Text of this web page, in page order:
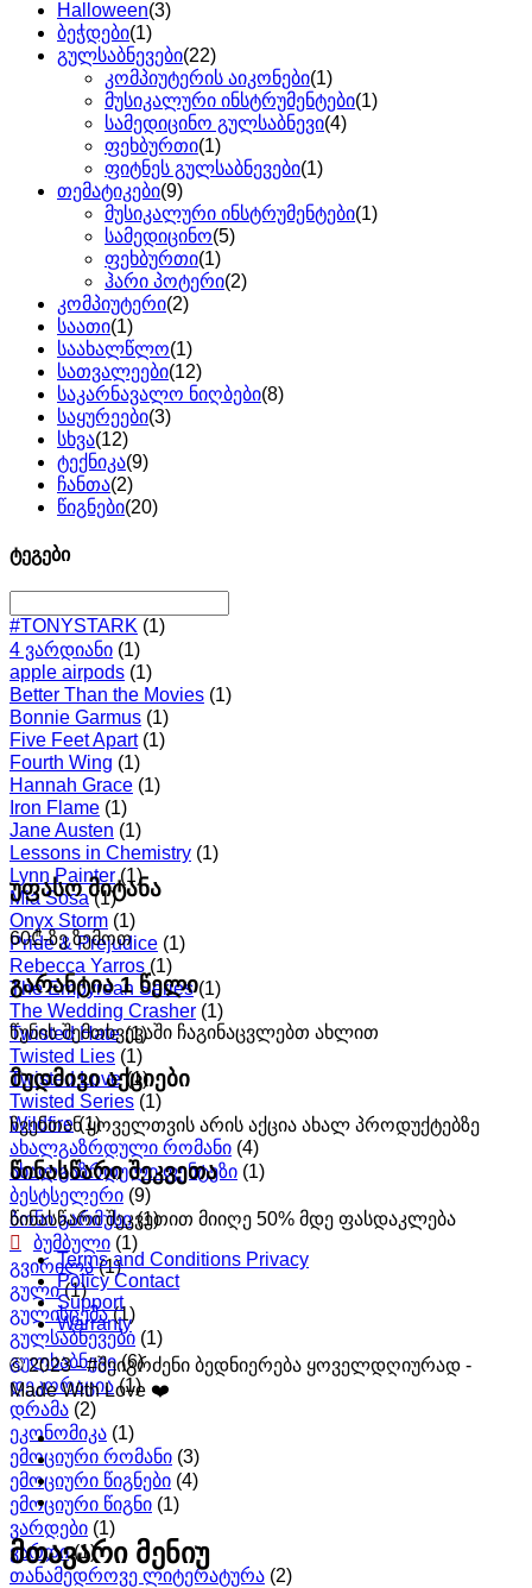
Halloween(3)
ბეჭდები(1)
გულსაბნევები(22)
კომპიუტერის აიკონები(1)
მუსიკალური ინსტრუმენტები(1)
სამედიცინო გულსაბნევი(4)
ფეხბურთი(1)
ფიტნეს გულსაბნევები(1)
თემატიკები(9)
მუსიკალური ინსტრუმენტები(1)
სამედიცინო(5)
ფეხბურთი(1)
ჰარი პოტერი(2)
კომპიუტერი(2)
საათი(1)
საახალწლო(1)
სათვალეები(12)
საკარნავალო ნიღბები(8)
საყურეები(3)
სხვა(12)
ტექნიკა(9)
ჩანთა(2)
წიგნები(20)
ტეგები
#TONYSTARK (1)
4 ვარდიანი (1)
apple airpods (1)
Better Than the Movies (1)
Bonnie Garmus (1)
Five Feet Apart (1)
Fourth Wing (1)
Hannah Grace (1)
Iron Flame (1)
Jane Austen (1)
Lessons in Chemistry (1)
Lynn Painter (1)
Mia Sosa (1)
Onyx Storm (1)
Pride & Prejudice (1)
Rebecca Yarros (1)
The Empyrean Series (1)
The Wedding Crasher (1)
Twisted Hate (1)
Twisted Lies (1)
Twisted Love (1)
Twisted Series (1)
Wildfire (1)
ახალგაზრდული რომანი (4)
ახალგაზრდული ფენტეზი (1)
ბესტსელერი (9)
ბონი გარმუსი (1)
ბუმბული (1)
გვირილა (1)
გული (1)
გულისცემა (1)
გულსაბნევები (1)
გულსაბნევი (6)
დეკორაცია (1)
დრამა (2)
ეკონომიკა (1)
ემოციური რომანი (3)
ემოციური წიგნები (4)
ემოციური წიგნი (1)
ვარდები (1)
ვარდი (1)
თანამედროვე ლიტერატურა (2)
უფასო მიტანა
60₾-ზე ზემოთ
გარანტია 1 წელი
წუნის შემთხვევაში ჩაგინაცვლებთ ახლით
მუდმივი აქციები
ჩვენთან ყოველთვის არის აქცია ახალ პროდუქტებზე
წინასწარი შეკვეთა
წინასწარი შეკვეთით მიიღე 50% მდე ფასდაკლება
Terms and Conditions Privacy
Policy Contact
Support
Warranty
© 2023 - #შეიგრძენი ბედნიერება ყოველდღიურად -
Made With Love ❤️
მთავარი მენიუ